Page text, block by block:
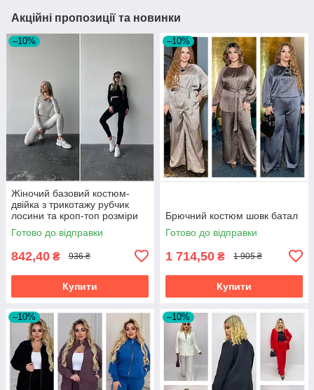
Акційні пропозиції та новинки
–10%
Жіночий базовий костюм-
двійка з трикотажу рубчик
лосини та кроп-топ розміри
норма
Готово до відправки
842,40 ₴ 936 ₴
Купити
–10%
Брючний костюм шовк батал
Готово до відправки
1 714,50 ₴ 1 905 ₴
Купити
–10% –10%